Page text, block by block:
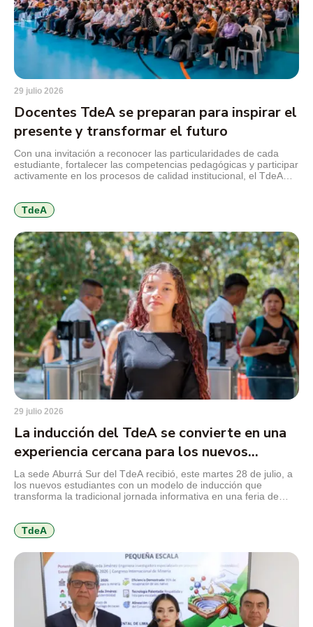
29 julio 2026
Docentes TdeA se preparan para inspirar el
presente y transformar el futuro
Con una invitación a reconocer las particularidades de cada
estudiante, fortalecer las competencias pedagógicas y participar
activamente en los procesos de calidad institucional, el TdeA
docentes nuevos y antiguos alrededor de los principales retos
que plantea […]
TdeA
29 julio 2026
La inducción del TdeA se convierte en una
experiencia cercana para los nuevos
estudiantes
La sede Aburrá Sur del TdeA recibió, este martes 28 de julio, a
los nuevos estudiantes con un modelo de inducción que
transforma la tradicional jornada informativa en una feria de
programas y beneficios que encontrarán durante […]
TdeA